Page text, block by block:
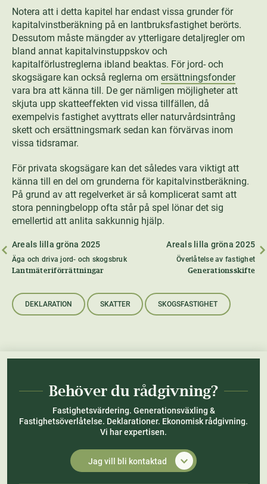
Notera att i detta kapitel har endast vissa grunder för
kapitalvinstberäkning på en lantbruksfastighet berörts.
Dessutom måste mängder av ytterligare detaljregler om
bland annat kapitalvinstuppskov och
kapitalförlustreglerna ibland beaktas. För jord- och
skogsägare kan också reglerna om ersättningsfonder
vara bra att känna till. De ger nämligen möjligheter att
skjuta upp skatteeffekten vid vissa tillfällen, då
exempelvis fastighet avyttrats eller naturvårdsintrång
skett och ersättningsmark sedan kan förvärvas inom
vissa tidsramar.
För privata skogsägare kan det således vara viktigt att
känna till en del om grunderna för kapitalvinstberäkning.
På grund av att regelverket är så komplicerat samt att
stora penningbelopp ofta står på spel lönar det sig
emellertid att anlita sakkunnig hjälp.
Areals lilla gröna 2025
Äga och driva jord- och skogsbruk
Lantmäteriförrättningar
Areals lilla gröna 2025
Överlåtelse av fastighet
Generationsskifte
DEKLARATION SKATTER SKOGSFASTIGHET
Behöver du rådgivning?
Fastighetsvärdering. Generationsväxling &
Fastighetsöverlåtelse. Deklarationer. Ekonomisk rådgivning.
Vi har expertisen.
Jag vill bli kontaktad